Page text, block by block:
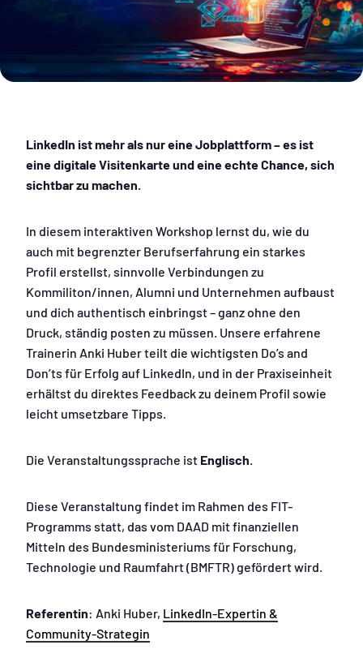
LinkedIn ist mehr als nur eine Jobplattform – es ist
eine digitale Visitenkarte und eine echte Chance, sich
sichtbar zu machen.
In diesem interaktiven Workshop lernst du, wie du
auch mit begrenzter Berufserfahrung ein starkes
Profil erstellst, sinnvolle Verbindungen zu
Kommiliton/innen, Alumni und Unternehmen aufbaust
und dich authentisch einbringst – ganz ohne den
Druck, ständig posten zu müssen. Unsere erfahrene
Trainerin Anki Huber teilt die wichtigsten Do’s and
Don’ts für Erfolg auf LinkedIn, und in der Praxiseinheit
erhältst du direktes Feedback zu deinem Profil sowie
leicht umsetzbare Tipps.
Die Veranstaltungssprache ist Englisch.
Diese Veranstaltung findet im Rahmen des FIT-
Programms statt, das vom DAAD mit finanziellen
Mitteln des Bundesministeriums für Forschung,
Technologie und Raumfahrt (BMFTR) gefördert wird.
Referentin: Anki Huber, LinkedIn-Expertin &
Community-Strategin